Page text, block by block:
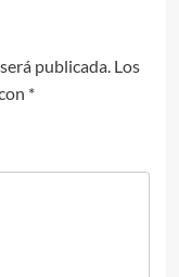
publicada. Los
*